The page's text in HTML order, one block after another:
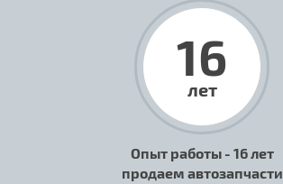
16
лет
Опыт работы - 16 лет
продаем автозапчасти